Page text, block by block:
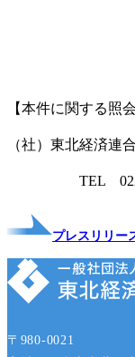
【本件に関する照会
（社）東北経済連
TEL 022-
プレスリリー
〒980-0021